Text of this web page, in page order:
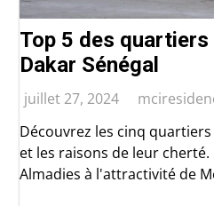
Top 5 des
Dakar Sénégal
juillet 27, 2024
Découvrez les cinq
et les raisons de leur cherté.
Almadies à l'attractivité de